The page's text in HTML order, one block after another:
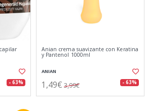
- 63%
Anian crema suavizante con Keratina
y Pantenol 1000ml
ANIAN
1,49€ 3,99€ - 63%